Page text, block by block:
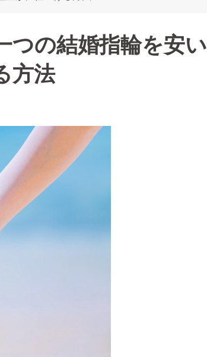
つの結婚指輪を安い
方法